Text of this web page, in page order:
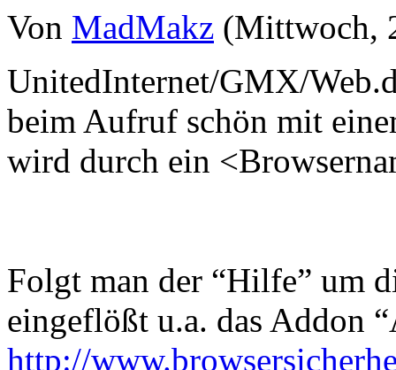
Von MadMakz (Mittwoch,
UnitedInternet/GMX/
beim Aufruf schön mit
wird durch ein
Folgt man der “Hilfe” um
eingeflößt u.a. das Addon
http://